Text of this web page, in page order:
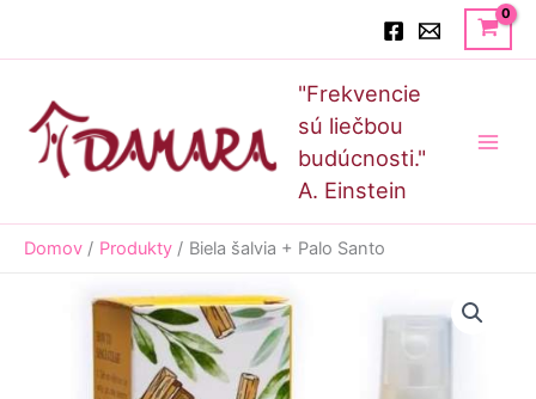
"Frekvencie
sú liečbou
budúcnosti."
A. Einstein
Domov Produkty Biela šalvia + Palo Santo